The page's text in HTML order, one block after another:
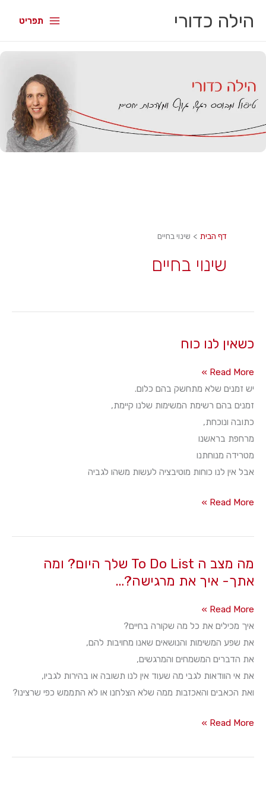
הילה כדורי תפריט
דף הבית שינוי בחיים
שינוי בחיים
כשאין לנו כוח
כשאין
לנו
כוח
Read More »
יש זמנים שלא מתחשק בהם כלום.
זמנים בהם רשימת המשימות שלנו קיימת,
כתובה ונוכחת,
מרחפת בראשנו
מטרידה מנוחתנו
אבל אין לנו כוחות מוטיבציה לעשות משהו לגביה
כשאין
כוח
Read More »
מה מצב ה To Do List שלך היום? ומה
אתך- איך את מרגישה?…
מה
מצב
ה
To
Do
List
היום?
אתך-
Read More »
איך מכילים את כל מה שקורה בחיים?
את שפע המשימות והנושאים שאנו מחויבות להם,
את הדברים המשמחים והמרגשים,
את אי הוודאות לגבי מה שעוד אין לנו תשובה או בהירות לגביו,
ואת הכאבים והאכזבות ממה שלא הצלחנו או לא התממש כפי שרצינו?
מה
ה
Read More »